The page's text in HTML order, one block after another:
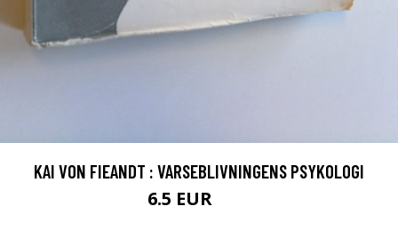
KAI VON FIEANDT : VARSEBLIVNINGENS PSYKOLOGI
6.5 EUR